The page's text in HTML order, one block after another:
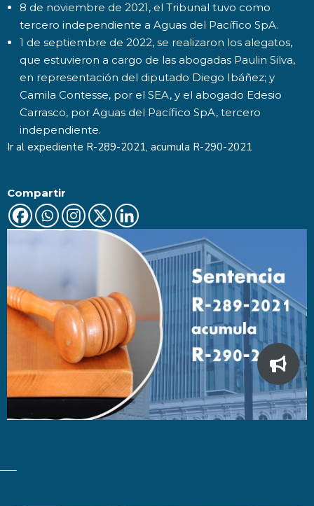
8 de noviembre de 2021, el Tribunal tuvo como
tercero independiente a Aguas del Pacífico SpA.
1 de septiembre de 2022, se realizaron los alegatos,
que estuvieron a cargo de las abogadas Paulin Silva,
en representación del diputado Diego Ibáñez; y
Camila Contesse, por el SEA, y el abogado Edesio
Carrasco, por Aguas del Pacífico SpA, tercero
independiente.
Ir al expediente R-289-2021, acumula R-290-2021
Compartir